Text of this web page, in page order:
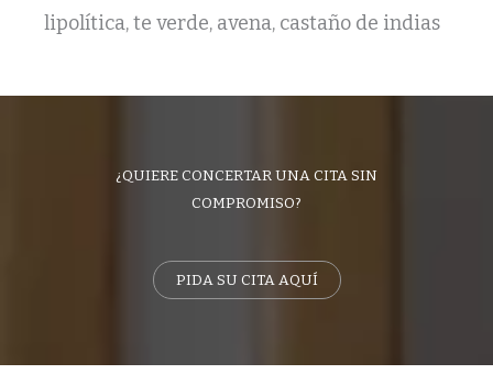
lipolítica, te verde, avena, castaño de indias
¿QUIERE CONCERTAR UNA CITA SIN
COMPROMISO?
PIDA SU CITA AQUÍ